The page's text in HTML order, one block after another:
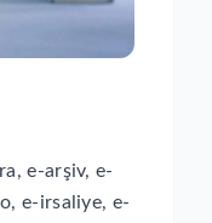
e-arşiv, e-
e-irsaliye, e-